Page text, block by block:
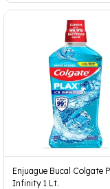
Enjuague Bucal Colgate
Infinity 1 Lt.